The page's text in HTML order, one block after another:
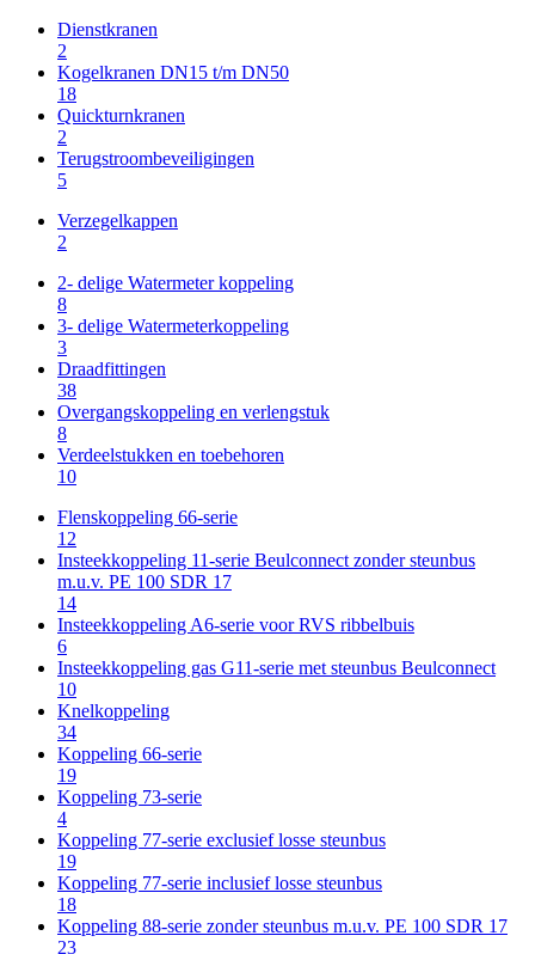
Dienstkranen
2
Kogelkranen DN15 t/m DN50
18
Quickturnkranen
2
Terugstroombeveiligingen
5
Verzegelkappen
2
2- delige Watermeter koppeling
8
3- delige Watermeterkoppeling
3
Draadfittingen
38
Overgangskoppeling en verlengstuk
8
Verdeelstukken en toebehoren
10
Flenskoppeling 66-serie
12
Insteekkoppeling 11-serie Beulconnect zonder steunbus
m.u.v. PE 100 SDR 17
14
Insteekkoppeling A6-serie voor RVS ribbelbuis
6
Insteekkoppeling gas G11-serie met steunbus Beulconnect
10
Knelkoppeling
34
Koppeling 66-serie
19
Koppeling 73-serie
4
Koppeling 77-serie exclusief losse steunbus
19
Koppeling 77-serie inclusief losse steunbus
18
Koppeling 88-serie zonder steunbus m.u.v. PE 100 SDR 17
23